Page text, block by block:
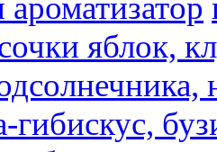
яблок,
гибискус,